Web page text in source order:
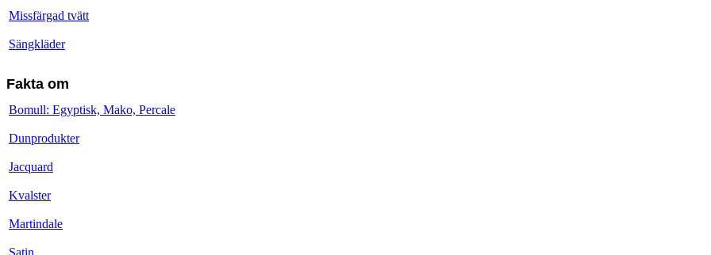
Missfärgad tvätt
Sängkläder
Fakta om
Bomull: Egyptisk, Mako, Percale
Dunprodukter
Jacquard
Kvalster
Martindale
Satin